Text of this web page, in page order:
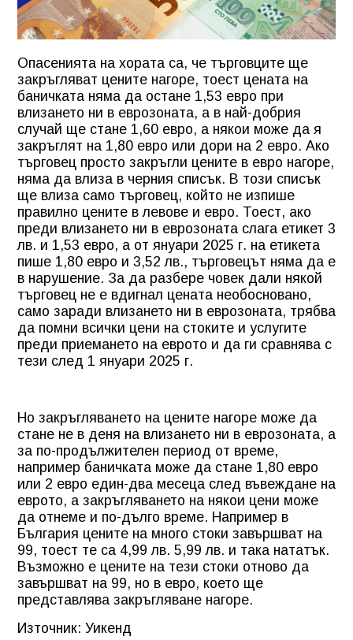
Опасенията на хората са, че търговците ще
закръгляват цените нагоре, тоест цената на
баничката няма да остане 1,53 евро при
влизането ни в еврозоната, а в най-добрия
случай ще стане 1,60 евро, а някои може да я
закръглят на 1,80 евро или дори на 2 евро. Ако
търговец просто закръгли цените в евро нагоре,
няма да влиза в черния списък. В този списък
ще влиза само търговец, който не изпише
правилно цените в левове и евро. Тоест, ако
преди влизането ни в еврозоната слага етикет 3
лв. и 1,53 евро, а от януари 2025 г. на етикета
пише 1,80 евро и 3,52 лв., търговецът няма да е
в нарушение. За да разбере човек дали някой
търговец не е вдигнал цената необосновано,
само заради влизането ни в еврозоната, трябва
да помни всички цени на стоките и услугите
преди приемането на еврото и да ги сравнява с
тези след 1 януари 2025 г.
Но закръгляването на цените нагоре може да
стане не в деня на влизането ни в еврозоната, а
за по-продължителен период от време,
например баничката може да стане 1,80 евро
или 2 евро един-два месеца след въвеждане на
еврото, а закръгляването на някои цени може
да отнеме и по-дълго време. Например в
България цените на много стоки завършват на
99, тоест те са 4,99 лв. 5,99 лв. и така нататък.
Възможно е цените на тези стоки отново да
завършват на 99, но в евро, което ще
представлява закръгляване нагоре.
Източник: Уикенд